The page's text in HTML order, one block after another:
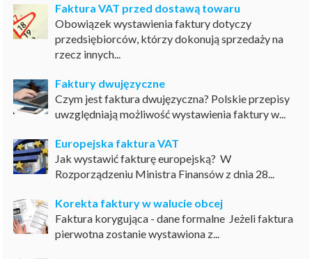
Faktura VAT przed dostawą towaru
Obowiązek wystawienia faktury dotyczy
przedsiębiorców, którzy dokonują sprzedaży na
rzecz innych...
Faktury dwujęzyczne
Czym jest faktura dwujęzyczna? Polskie przepisy
uwzględniają możliwość wystawienia faktury w...
Europejska faktura VAT
Jak wystawić fakturę europejską? W
Rozporządzeniu Ministra Finansów z dnia 28...
Korekta faktury w walucie obcej
Faktura korygująca - dane formalne Jeżeli faktura
pierwotna zostanie wystawiona z...